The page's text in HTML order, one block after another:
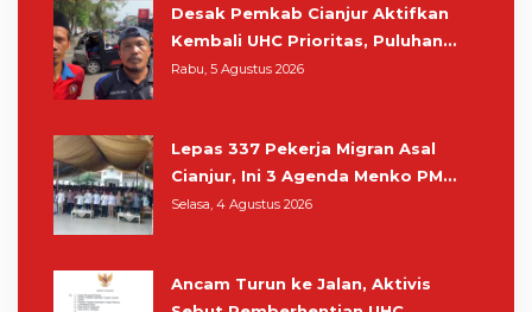
Desak Pemkab Cianjur Aktifkan
Kembali UHC Prioritas, Puluhan
Warga Unjuk Rasa di Pendopo
Rabu, 5 Agustus 2026
Lepas 337 Pekerja Migran Asal
Cianjur, Ini 3 Agenda Menko PM
Muhaimin di Kota Santri
Selasa, 4 Agustus 2026
Ancam Turun ke Jalan, Aktivis